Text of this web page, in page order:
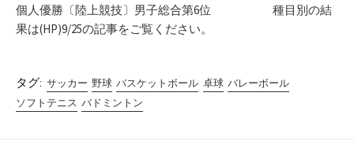
個人優勝〔陸上競技〕男子総合第6位 種目別の結
果は(HP)9/25の記事をご覧ください。
タグ: サッカー 野球 バスケットボール 卓球 バレーボール
ソフトテニス バドミントン